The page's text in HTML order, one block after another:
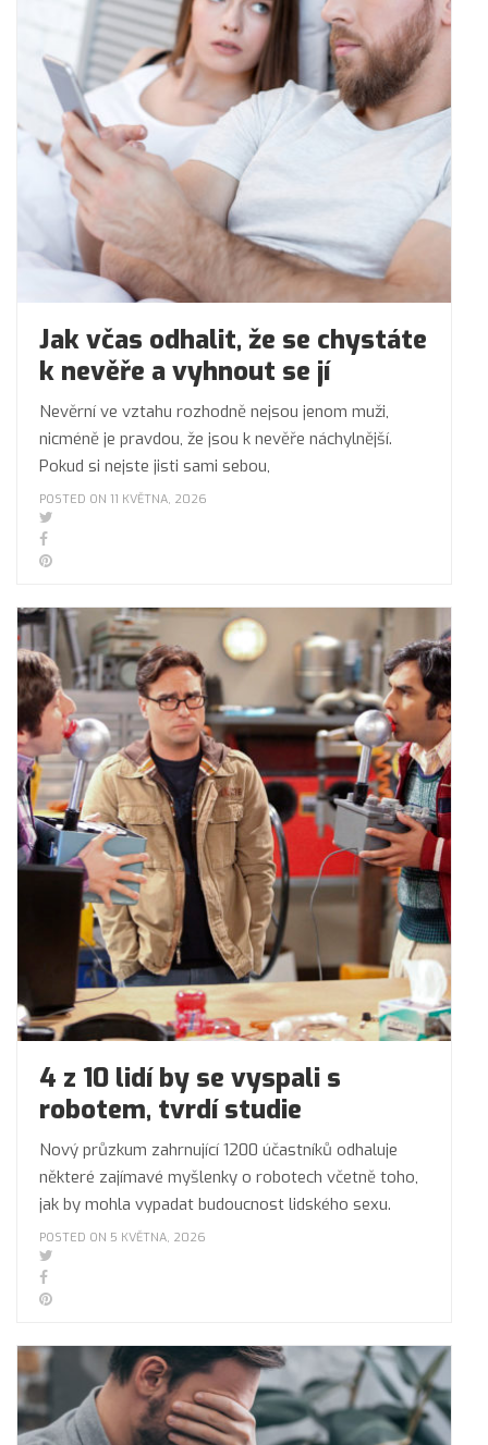
Jak včas odhalit, že se chystáte
k nevěře a vyhnout se jí
Nevěrní ve vztahu rozhodně nejsou jenom muži,
nicméně je pravdou, že jsou k nevěře náchylnější.
Pokud si nejste jisti sami sebou,
POSTED ON 11 KVĚTNA, 2026
4 z 10 lidí by se vyspali s
robotem, tvrdí studie
Nový průzkum zahrnující 1200 účastníků odhaluje
některé zajímavé myšlenky o robotech včetně toho,
jak by mohla vypadat budoucnost lidského sexu.
POSTED ON 5 KVĚTNA, 2026